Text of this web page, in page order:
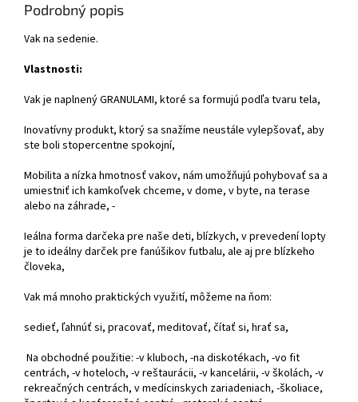
Podrobný popis
Vak na sedenie.
Vlastnosti:
Vak je naplnený GRANULAMI, ktoré sa formujú podľa tvaru tela,
Inovatívny produkt, ktorý sa snažíme neustále vylepšovať, aby
ste boli stopercentne spokojní,
Mobilita a nízka hmotnosť vakov, nám umožňujú pohybovať sa a
umiestniť ich kamkoľvek chceme, v dome, v byte, na terase
alebo na záhrade, -
Ieálna forma darčeka pre naše deti, blízkych, v prevedení lopty
je to ideálny darček pre fanúšikov futbalu, ale aj pre blízkeho
človeka,
Vak má mnoho praktických využití, môžeme na ňom:
sedieť, ľahnúť si, pracovať, meditovať, čítať si, hrať sa,
Na obchodné použitie: -v kluboch, -na diskotékach, -vo fit
centrách, -v hoteloch, -v reštaurácii, -v kancelárii, -v školách, -v
rekreačných centrách, v medícinskych zariadeniach, -školiace,